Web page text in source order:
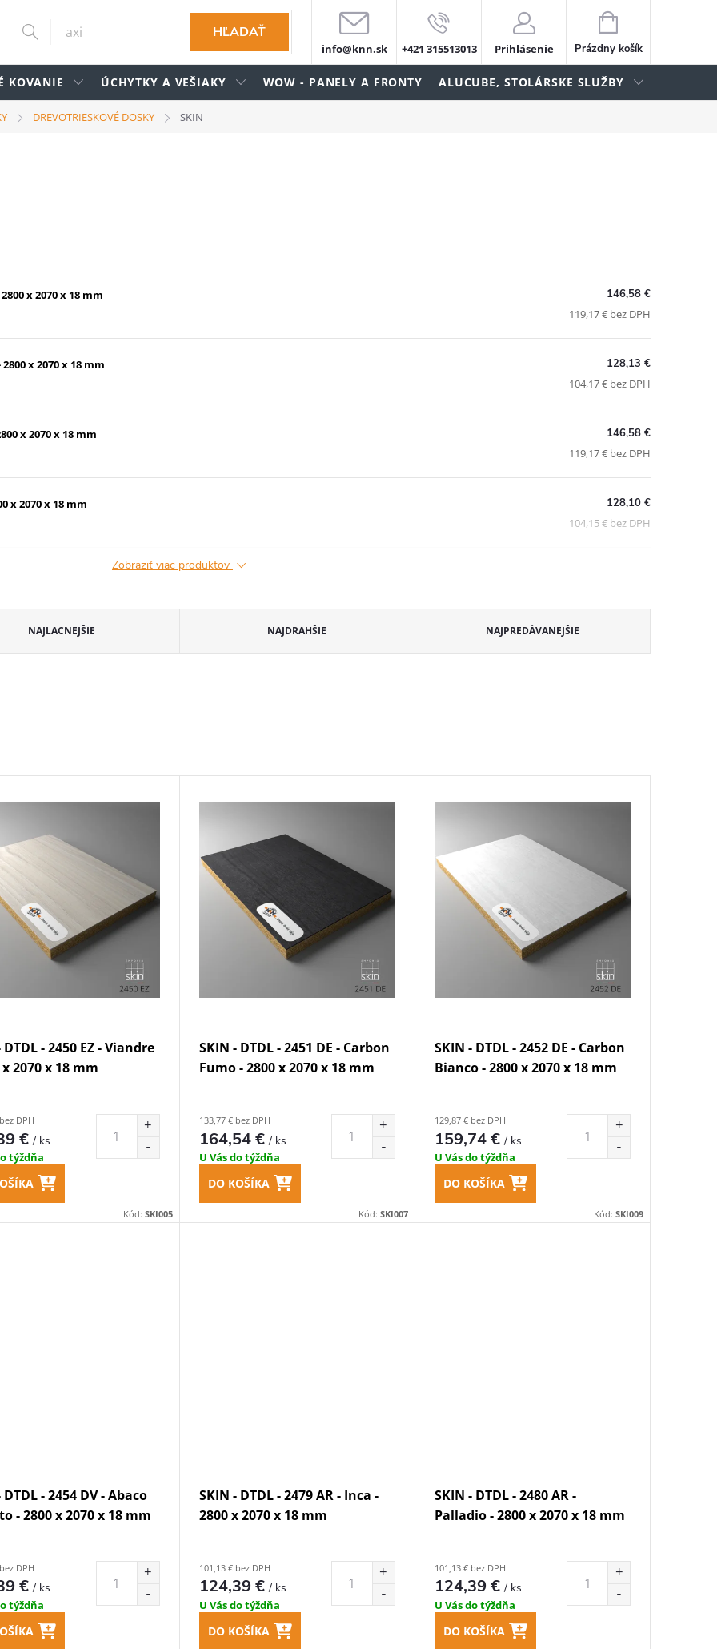
HĽADAŤ
info@knn.sk +421 315513013 Prihlásenie
NÁKUPNÝ
KOŠÍK
Prázdny košík
KOVANIE ÚCHYTKY A VEŠIAKY WOW - PANELY A FRONTY ALUCUBE, STOLÁRSKE SLUŽBY
DREVOTRIESKOVÉ DOSKY SKIN
x 2070 x 18 mm
146,58 €
119,17 € bez DPH
x 2070 x 18 mm
128,13 €
104,17 € bez DPH
x 2070 x 18 mm
146,58 €
119,17 € bez DPH
x 2070 x 18 mm
128,10 €
104,15 € bez DPH
Zobraziť viac produktov
NAJLACNEJŠIE NAJDRAHŠIE NAJPREDÁVANEJŠIE
DTDL - 2450 EZ - Viandre
x 2070 x 18 mm
DPH
€/ ks
týždňa
Kód: SKI005
SKIN - DTDL - 2451 DE - Carbon
Fumo - 2800 x 2070 x 18 mm
133,77 € bez DPH
164,54 €/ ks
U Vás do týždňa
DO KOŠÍKA
Kód: SKI007
SKIN - DTDL - 2452 DE - Carbon
Bianco - 2800 x 2070 x 18 mm
129,87 € bez DPH
159,74 €/ ks
U Vás do týždňa
DO KOŠÍKA
Kód: SKI009
DTDL - 2454 DV - Abaco
- 2800 x 2070 x 18 mm
DPH
€/ ks
týždňa
SKIN - DTDL - 2479 AR - Inca -
2800 x 2070 x 18 mm
101,13 € bez DPH
124,39 €/ ks
U Vás do týždňa
DO KOŠÍKA
SKIN - DTDL - 2480 AR -
Palladio - 2800 x 2070 x 18 mm
101,13 € bez DPH
124,39 €/ ks
U Vás do týždňa
DO KOŠÍKA